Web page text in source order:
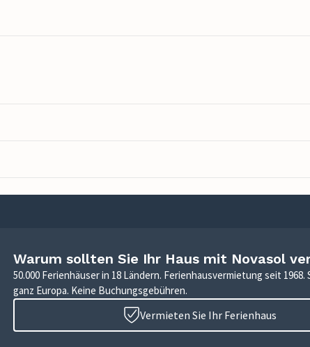
Warum sollten Sie Ihr Haus mit Novasol
50.000 Ferienhäuser in 18 Ländern. Ferienhausvermietung seit 1968.
ganz Europa. Keine Buchungsgebühren.
Vermieten Sie Ihr Ferienhaus